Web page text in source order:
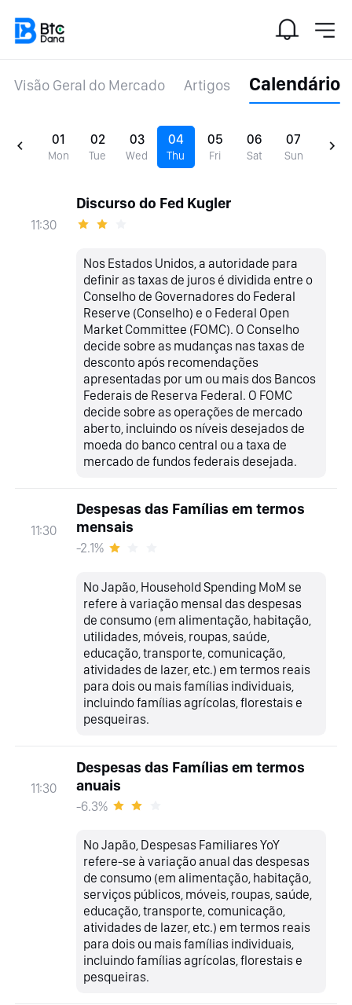
Visão Geral do Mercado Artigos Calendário
01
Mon
02
Tue
03
Wed
04
Thu
05
Fri
06
Sat
07
Sun
11:30
Discurso do Fed Kugler
Nos Estados Unidos, a autoridade para
definir as taxas de juros é dividida entre o
Conselho de Governadores do Federal
Reserve (Conselho) e o Federal Open
Market Committee (FOMC). O Conselho
decide sobre as mudanças nas taxas de
desconto após recomendações
apresentadas por um ou mais dos Bancos
Federais de Reserva Federal. O FOMC
decide sobre as operações de mercado
aberto, incluindo os níveis desejados de
moeda do banco central ou a taxa de
mercado de fundos federais desejada.
11:30
Despesas das Famílias em termos
mensais
-2.1%
No Japão, Household Spending MoM se
refere à variação mensal das despesas
de consumo (em alimentação, habitação,
utilidades, móveis, roupas, saúde,
educação, transporte, comunicação,
atividades de lazer, etc.) em termos reais
para dois ou mais famílias individuais,
incluindo famílias agrícolas, florestais e
pesqueiras.
11:30
Despesas das Famílias em termos
anuais
-6.3%
No Japão, Despesas Familiares YoY
refere-se à variação anual das despesas
de consumo (em alimentação, habitação,
serviços públicos, móveis, roupas, saúde,
educação, transporte, comunicação,
atividades de lazer, etc.) em termos reais
para dois ou mais famílias individuais,
incluindo famílias agrícolas, florestais e
pesqueiras.